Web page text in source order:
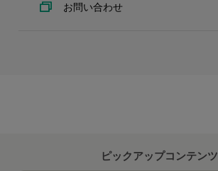
お問い合わせ
ピックアップコンテンツ